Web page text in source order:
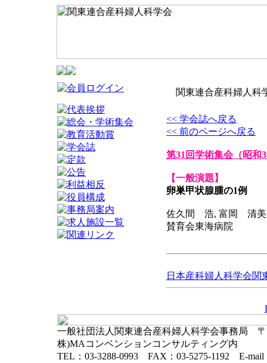
関東連合産科婦人科
<< 学会誌へ戻る
<< 前のページへ戻る
第31回学術集会（昭和
【一般演題】
卵巣甲状腺腫の1例
佐久間 浩, 富岡 清美
賛育会東海病院
日本産科婦人科学会関
一般社団法人関東連合産科婦人科学会事務局 〒
株)MAコンベンションコンサルティング内
TEL：03-3288-0993 FAX：03-5275-1192 E-mail